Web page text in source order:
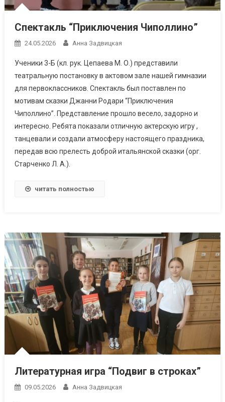
Спектакль “Приключения Чиполлино”
24.05.2026 Анна Задвицкая
Ученики 3-Б (кл. рук. Цепаева М. О.) представили
театральную постановку в актовом зале нашей гимназии
для первоклассников. Спектакль был поставлен по
мотивам сказки Джанни Родари “Приключения
Чиполлино”. Представление прошло весело, задорно и
интересно. Ребята показали отличную актерскую игру ,
танцевали и создали атмосферу настоящего праздника,
передав всю прелесть доброй итальянской сказки (орг.
Старченко Л. А.).
читать полностью
Литературная игра “Подвиг в строках”
09.05.2026 Анна Задвицкая